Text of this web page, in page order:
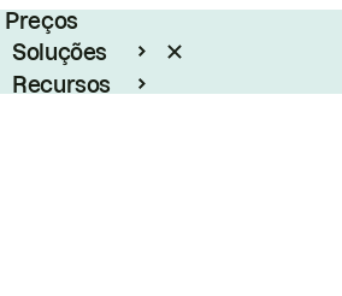
Preços
Soluções
Recursos